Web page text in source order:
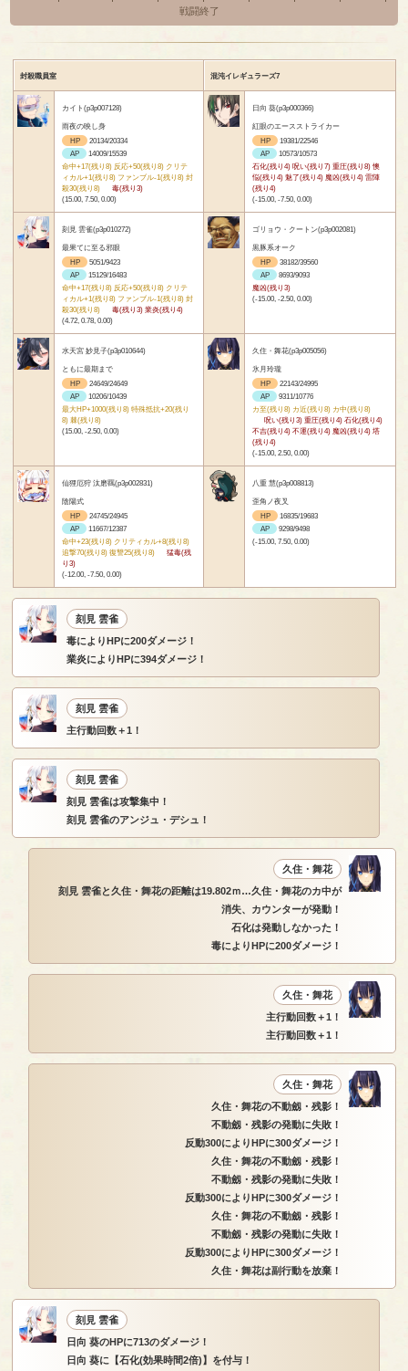
戦闘終了
封殺職員室 混沌イレギュラーズ7
カイト(p3p007128)
雨夜の映し身
HP
20134/20334
AP
14009/15539
命中+17(残り8) 反応+50(残り8) クリテ
ィカル+1(残り8) ファンブル-1(残り8) 封
殺30(残り8)
毒(残り3)
(15.00, 7.50, 0.00)
日向 葵(p3p000366)
紅眼のエースストライカー
HP
19381/22546
AP
10573/10573
石化(残り4) 呪い(残り7) 重圧(残り8) 懊
悩(残り4) 魅了(残り4) 魔凶(残り4) 雷陣
(残り4)
(-15.00, -7.50, 0.00)
刻見 雲雀(p3p010272)
最果てに至る邪眼
HP
5051/9423
AP
15129/16483
命中+17(残り8) 反応+50(残り8) クリテ
ィカル+1(残り8) ファンブル-1(残り8) 封
殺30(残り8)
毒(残り3) 業炎(残り4)
(4.72, 0.78, 0.00)
ゴリョウ・クートン(p3p002081)
黒豚系オーク
HP
38182/39560
AP
8693/9093
魔凶(残り3)
(-15.00, -2.50, 0.00)
水天宮 妙見子(p3p010644)
ともに最期まで
HP
24649/24649
AP
10206/10439
最大HP+1000(残り8) 特殊抵抗+20(残り
8) 棘(残り8)
(15.00, -2.50, 0.00)
久住・舞花(p3p005056)
氷月玲瓏
HP
22143/24995
AP
9311/10776
カ至(残り8) カ近(残り8) カ中(残り8)
呪い(残り3) 重圧(残り4) 石化(残り4)
不吉(残り4) 不運(残り4) 魔凶(残り4) 塔
(残り4)
(-15.00, 2.50, 0.00)
仙狸厄狩 汰磨羈(p3p002831)
陰陽式
HP
24745/24945
AP
11667/12387
命中+23(残り8) クリティカル+8(残り8)
追撃70(残り8) 復讐25(残り8)
猛毒(残
り3)
(-12.00, -7.50, 0.00)
八重 慧(p3p008813)
歪角ノ夜叉
HP
16835/19683
AP
9298/9498
(-15.00, 7.50, 0.00)
刻見 雲雀
毒によりHPに200ダメージ！
業炎によりHPに394ダメージ！
刻見 雲雀
主行動回数＋1！
刻見 雲雀
刻見 雲雀は攻撃集中！
刻見 雲雀のアンジュ・デシュ！
久住・舞花
刻見 雲雀と久住・舞花の距離は19.802ｍ…久住・舞花のカ中が
消失、カウンターが発動！
石化は発動しなかった！
毒によりHPに200ダメージ！
久住・舞花
主行動回数＋1！
主行動回数＋1！
久住・舞花
久住・舞花の不動劔・残影！
不動劔・残影の発動に失敗！
反動300によりHPに300ダメージ！
久住・舞花の不動劔・残影！
不動劔・残影の発動に失敗！
反動300によりHPに300ダメージ！
久住・舞花の不動劔・残影！
不動劔・残影の発動に失敗！
反動300によりHPに300ダメージ！
久住・舞花は副行動を放棄！
刻見 雲雀
日向 葵のHPに713のダメージ！
日向 葵に【石化(効果時間2倍)】を付与！